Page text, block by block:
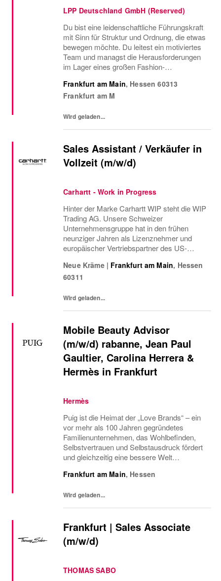
LPP Deutschland GmbH (Reserved)
Du bist eine leidenschaftliche Führungskraft
mit Sinn für Struktur und Ordnung, die etwas
bewegen möchte. Du leitest ein motiviertes
Team und managst die Herausforderungen
im Lager eines großen Fashion-
schnellsten wachsenden Fashion
Unternehmen. Wir kombinieren...
Frankfurt am Main, Hessen 60313
Frankfurt am M
Wird geladen...
Sales Assistant / Verkäufer in
Vollzeit (m/w/d)
Carhartt - Work in Progress
Hinter der Marke Carhartt WIP steht die WIP
Trading AG. Unsere Schweizer
Unternehmensgruppe hat in den frühen
neunziger Jahren als Lizenznehmer und
europäischer Vertriebspartner des US-
Arbeitsbekleidungsherstellers Carhartt ihren
Anfang genommen.
Neue Kräme | Frankfurt am Main, Hessen
60311
Wird geladen...
Mobile Beauty Advisor
(m/w/d) rabanne, Jean Paul
Gaultier, Carolina Herrera &
Hermès in Frankfurt
Hermès
Puig ist die Heimat der „Love Brands“ – ein
vor mehr als 100 Jahren gegründetes
Familienunternehmen, das Wohlbefinden,
Selbstvertrauen und Selbstausdruck fördert
und gleichzeitig eine bessere Welt
der weltweiten Fashion- und Beautyindustrie
Frankfurt am Main, Hessen
Wird geladen...
Frankfurt | Sales Associate
(m/w/d)
THOMAS SABO